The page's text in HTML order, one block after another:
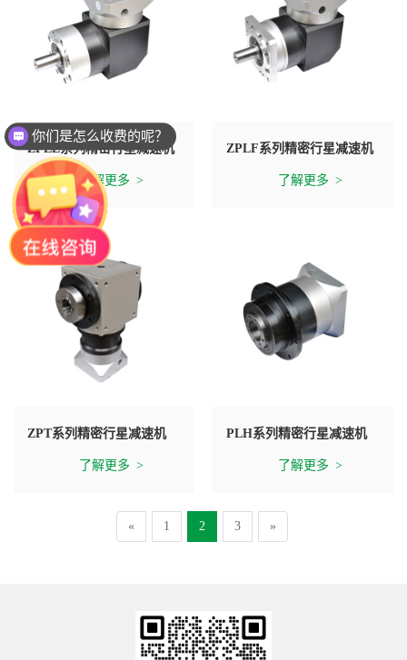
ZPLE系列精密行星减速机
了解更多
ZPLF系列精密行星减速机
了解更多
ZPT系列精密行星减速机
了解更多
PLH系列精密行星减速机
了解更多
« 1 2 3 »
你们是怎么收费的呢？